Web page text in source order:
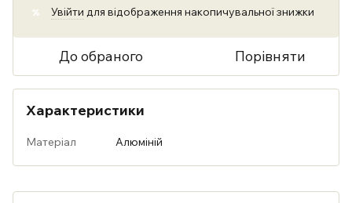
% Увійти для відображення накопичувальної знижки
До обраного Порівняти
Характеристики
Матеріал Алюміній